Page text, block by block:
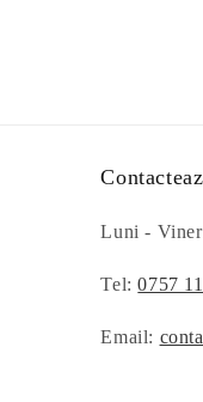
Luni -
Tel:0757
Email: